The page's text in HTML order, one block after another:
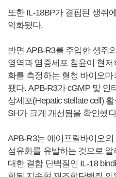
또한 IL-18BP가 결핍된 생쥐
악화됐다.
반면 APB-R3를 주입한 생쥐
영역과 염증세포 침윤이 현
화를 측정하는 혈청 바이오
됐다. APB-R3가 cGMP 및 인
상세포(Hepatic stellate cell)
SH가 크게 개선됨을 확인했
APB-R3는 에이프릴바이오
섬유화를 유발하는 것으로
대한 결합 단백질인 IL-18